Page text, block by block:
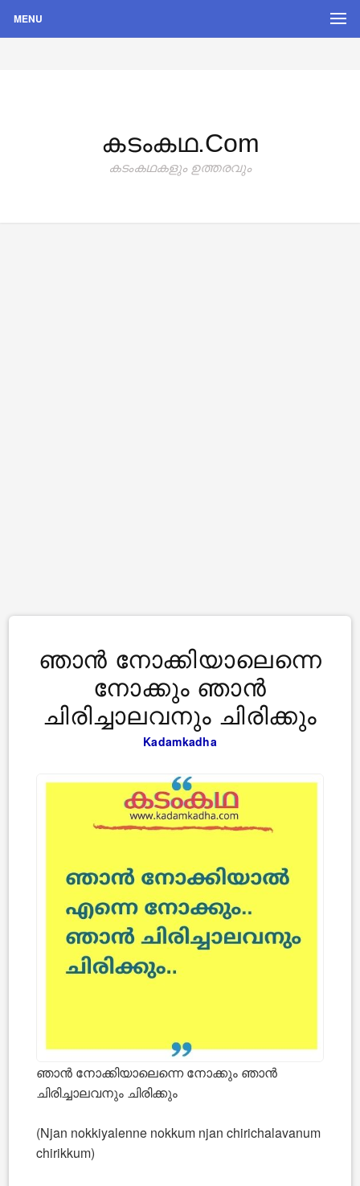
MENU
കടംകഥ.com
കടംകഥകളും ഉത്തരവും
ഞാന്‍ നോക്കിയാലെന്നെ
നോക്കും ഞാന്‍
ചിരിച്ചാലവനും ചിരിക്കും
Kadamkadha
ഞാന്‍ നോക്കിയാലെന്നെ നോക്കും ഞാന്‍
ചിരിച്ചാലവനും ചിരിക്കും
(Njan nokkiyalenne nokkum njan chirichalavanum
chirikkum)